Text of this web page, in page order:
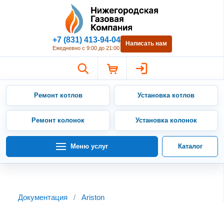
Нижегородская Газовая
+7 (831) 413-94-04
Ежедневно с 9:00 до 21:00
Написать нам
Ремонт котлов Установка котлов
Ремонт колонок Установка колонок
Меню услуг Каталог
Документация / Ariston